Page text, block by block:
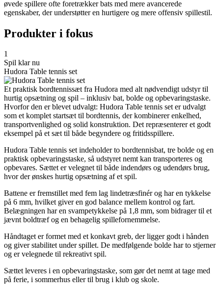
øvede spillere ofte foretrækker bats med mere avancerede
egenskaber, der understøtter en hurtigere og mere offensiv spillestil.
Produkter i fokus
1
Spil klar nu
Hudora Table tennis set
Et praktisk bordtennissæt fra Hudora med alt nødvendigt udstyr til
hurtig opsætning og spil – inklusiv bat, bolde og opbevaringstaske.
Hvorfor den er blevet udvalgt: Hudora Table tennis set er udvalgt
som et komplet startsæt til bordtennis, der kombinerer enkelhed,
transportvenlighed og solid konstruktion. Det repræsenterer et godt
eksempel på et sæt til både begyndere og fritidsspillere.
Hudora Table tennis set indeholder to bordtennisbat, tre bolde og en
praktisk opbevaringstaske, så udstyret nemt kan transporteres og
opbevares. Sættet er velegnet til både indendørs og udendørs brug,
hvor der ønskes hurtig opsætning af et spil.
Battene er fremstillet med fem lag lindetræsfinér og har en tykkelse
på 6 mm, hvilket giver en god balance mellem kontrol og fart.
Belægningen har en svampetykkelse på 1,8 mm, som bidrager til et
jævnt boldtræf og en behagelig spillefornemmelse.
Håndtaget er formet med et konkavt greb, der ligger godt i hånden
og giver stabilitet under spillet. De medfølgende bolde har to stjerner
og er velegnede til rekreativt spil.
Sættet leveres i en opbevaringstaske, som gør det nemt at tage med
på ferie, i sommerhus eller til brug i klub og skole.